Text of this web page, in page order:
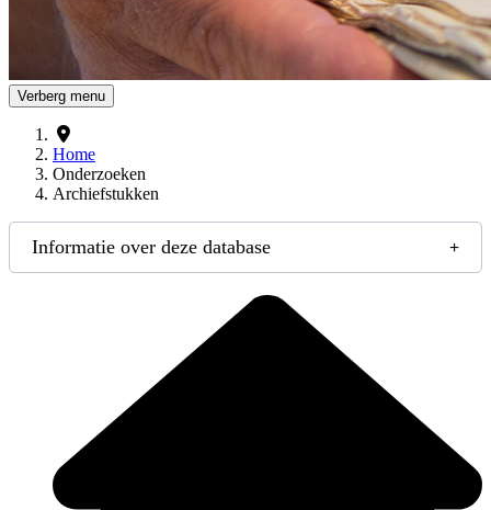
Verberg menu
Home
Onderzoeken
Archiefstukken
Informatie over deze database